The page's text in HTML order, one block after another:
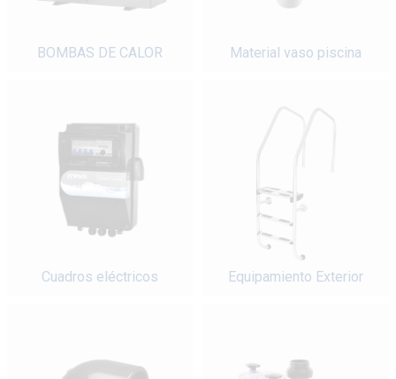
BOMBAS DE CALOR Material vaso piscina
Cuadros eléctricos Equipamiento Exterior